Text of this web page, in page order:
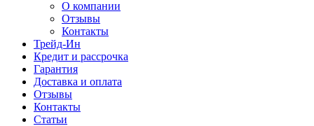
О компании
Отзывы
Контакты
Трейд-Ин
Кредит и рассрочка
Гарантия
Доставка и оплата
Отзывы
Контакты
Статьи